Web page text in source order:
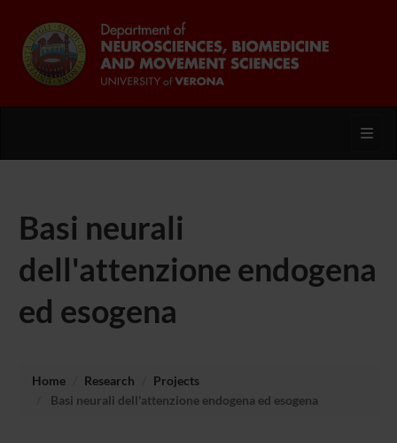
Basi neurali
dell'attenzione endogena
ed esogena
Home Research
Projects
Basi neurali dell'attenzione endogena ed esogena